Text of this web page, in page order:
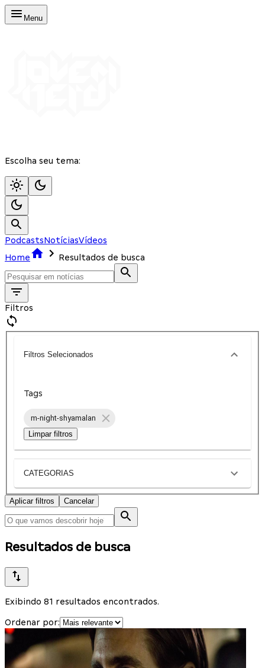
Menu
Escolha seu tema:
PodcastsNotíciasVídeos
Home
Resultados de busca
Filtros
Filtros Selecionados
Tags
m-night-shyamalan
Limpar filtros
CATEGORIAS
Aplicar filtros Cancelar
Resultados de busca
Exibindo 81 resultados encontrados.
Ordenar por: